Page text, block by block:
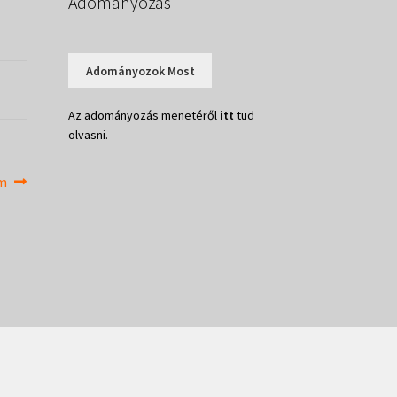
Adományozok Most
Az adományozás menetéről itt tud
olvasni.